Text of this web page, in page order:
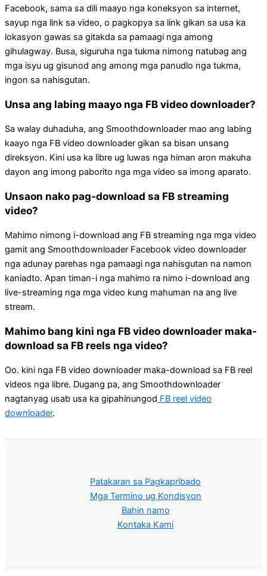
Facebook, sama sa dili maayo nga koneksyon sa internet,
sayup nga link sa video, o pagkopya sa link gikan sa usa ka
lokasyon gawas sa gitakda sa pamaagi nga among
gihulagway. Busa, siguruha nga tukma nimong natubag ang
mga isyu ug gisunod ang among mga panudlo nga tukma,
ingon sa nahisgutan.
Unsa ang labing maayo nga FB video downloader?
Sa walay duhaduha, ang Smoothdownloader mao ang labing
kaayo nga FB video downloader gikan sa bisan unsang
direksyon. Kini usa ka libre ug luwas nga himan aron makuha
dayon ang imong paborito nga mga video sa imong aparato.
Unsaon nako pag-download sa FB streaming
video?
Mahimo nimong i-download ang FB streaming nga mga video
gamit ang Smoothdownloader Facebook video downloader
nga adunay parehas nga pamaagi nga nahisgutan na namon
kaniadto. Apan timan-i nga mahimo ra nimo i-download ang
live-streaming nga mga video kung mahuman na ang live
stream.
Mahimo bang kini nga FB video downloader maka-
download sa FB reels nga video?
Oo. kini nga FB video downloader maka-download sa FB reel
videos nga libre. Dugang pa, ang Smoothdownloader
nagtanyag usab usa ka gipahinungod FB reel video
downloader.
Patakaran sa Pagkapribado
Mga Termino ug Kondisyon
Bahin namo
Kontaka Kami